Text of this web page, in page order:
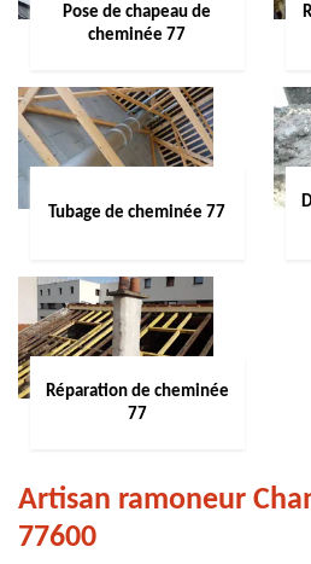
Pose de chapeau de
cheminée 77
Tubage de cheminée 77
Réparation de cheminée
77
Artisan ramoneur
77600